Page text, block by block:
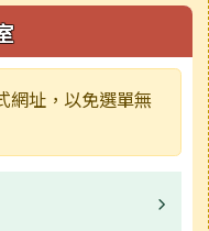
網址，以免選單無